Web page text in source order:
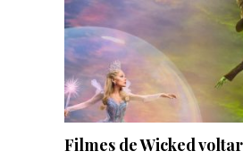
Filmes de Wicked